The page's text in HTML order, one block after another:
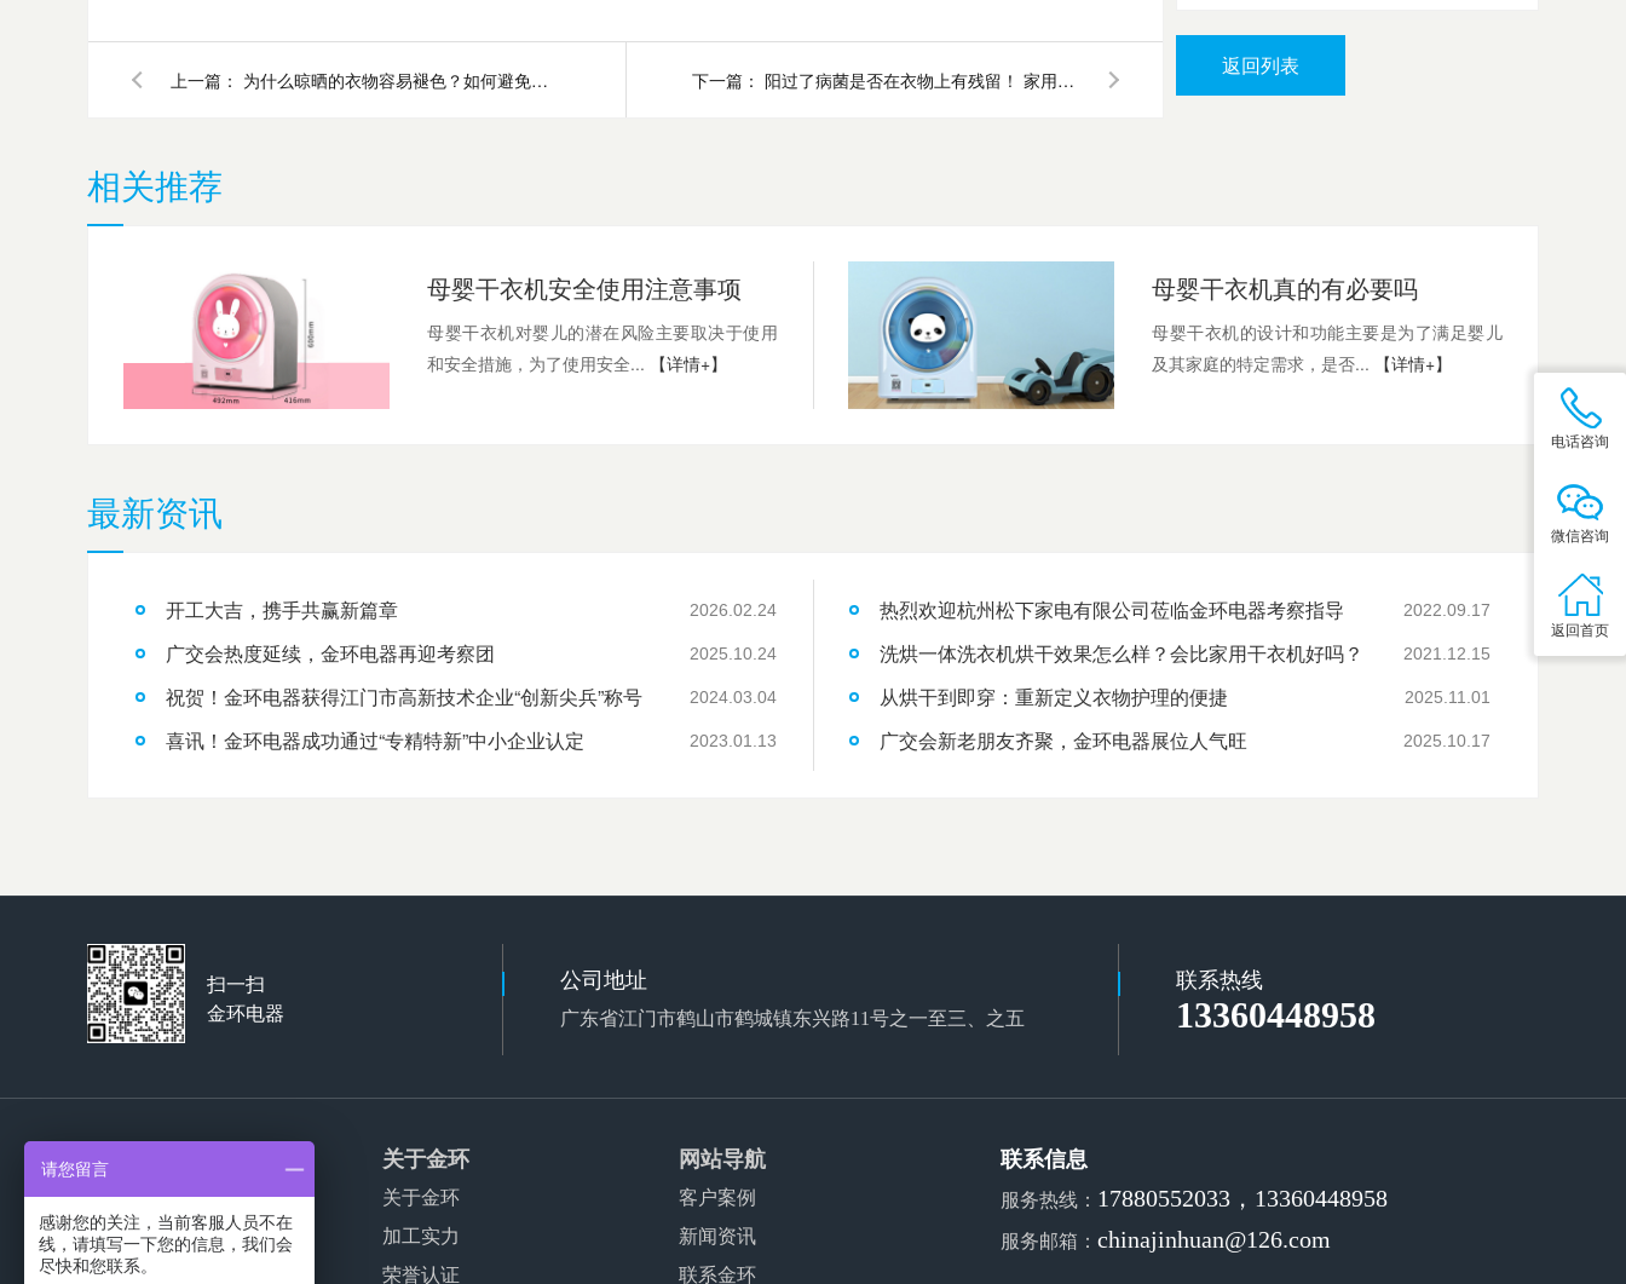
上一篇： 为什么晾晒的衣物容易褪色？如何避免？ 金环电器告诉你答案 下一篇： 阳过了病菌是否在衣物上有残留！ 家用干衣机60℃高温除菌
返回列表
相关推荐
母婴干衣机安全使用注意事项
母婴干衣机对婴儿的潜在风险主要取决于使用
和安全措施，为了使用安全...
【详情+】
母婴干衣机真的有必要吗
母婴干衣机的设计和功能主要是为了满足婴儿
及其家庭的特定需求，是否...
【详情+】
最新资讯
开工大吉，携手共赢新篇章 2026.02.24
广交会热度延续，金环电器再迎考察团 2025.10.24
祝贺！金环电器获得江门市高新技术企业“创新尖兵”称号 2024.03.04
喜讯！金环电器成功通过“专精特新”中小企业认定 2023.01.13
热烈欢迎杭州松下家电有限公司莅临金环电器考察指导 2022.09.17
洗烘一体洗衣机烘干效果怎么样？会比家用干衣机好吗？ 2021.12.15
从烘干到即穿：重新定义衣物护理的便捷 2025.11.01
广交会新老朋友齐聚，金环电器展位人气旺 2025.10.17
扫一扫
金环电器
公司地址
广东省江门市鹤山市鹤城镇东兴路11号之一至三、之五
联系热线
13360448958
产品服务
家用干衣机代工
商用干衣机代工
波轮洗衣机代工
关于金环
关于金环
加工实力
荣誉认证
网站导航
客户案例
新闻资讯
联系金环
联系信息
服务热线： 17880552033，13360448958
服务邮箱：chinajinhuan@126.com
电话咨询
微信咨询
返回首页
请您留言
感谢您的关注，当前客服人员不在
线，请填写一下您的信息，我们会
尽快和您联系。